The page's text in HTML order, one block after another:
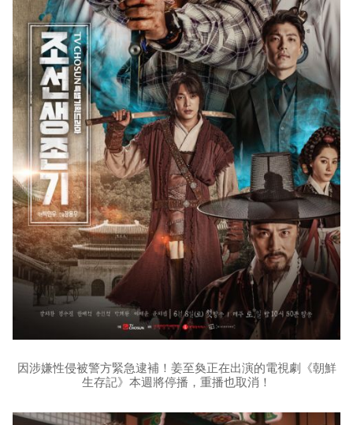
因涉嫌性侵被警方緊急逮補！姜至奐正在出演的電視劇《朝鮮
生存記》本週將停播，重播也取消！